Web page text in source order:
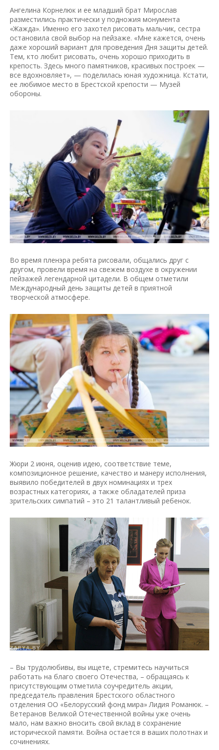
Ангелина Корнелюк и ее младший брат Мирослав
разместились практически у подножия монумента
«Жажда». Именно его захотел рисовать мальчик, сестра
остановила свой выбор на пейзаже. «Мне кажется, очень
даже хороший вариант для проведения Дня защиты детей.
Тем, кто любит рисовать, очень хорошо приходить в
крепость. Здесь много памятников, красивых построек —
все вдохновляет», — поделилась юная художница. Кстати,
ее любимое место в Брестской крепости — Музей
обороны.
Во время пленэра ребята рисовали, общались друг с
другом, провели время на свежем воздухе в окружении
пейзажей легендарной цитадели. В общем отметили
Международный день защиты детей в приятной
творческой атмосфере.
Жюри 2 июня, оценив идею, соответствие теме,
композиционное решение, качество и манеру исполнения,
выявило победителей в двух номинациях и трех
возрастных категориях, а также обладателей приза
зрительских симпатий – это 21 талантливый ребенок.
– Вы трудолюбивы, вы ищете, стремитесь научиться
работать на благо своего Отечества, – обращаясь к
присутствующим отметила соучредитель акции,
председатель правления Брестского областного
отделения ОО «Белорусский фонд мира» Лидия Романюк. –
Ветеранов Великой Отечественной войны уже очень
мало, нам важно вносить свой вклад в сохранение
исторической памяти. Война остается в ваших полотнах и
сочинениях.